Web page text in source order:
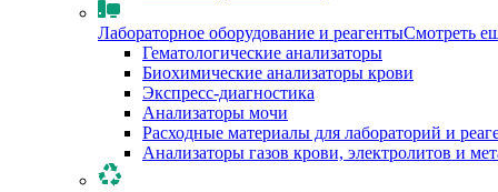
Лабораторное оборудование и реагентыСмотреть
Гематологические анализаторы
Биохимические анализаторы крови
Экспресс-диагностика
Анализаторы мочи
Расходные материалы для лабораторий и
Анализаторы газов крови, электролитов и